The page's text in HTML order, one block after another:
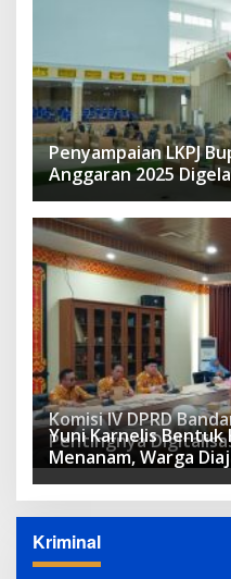
Penyampaian LKPJ
Anggaran 2025
DPRD
Komisi IV DPRD
Pentingnya
Yuni Karnelis
Menanam, Warga
Tanam
Kriminal